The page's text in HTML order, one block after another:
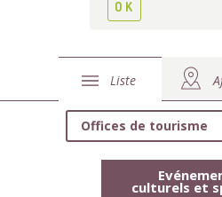
Liste
Offices de tourisme
culturels et